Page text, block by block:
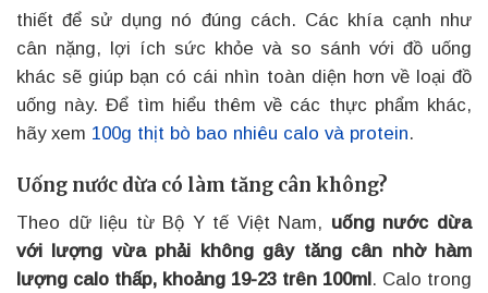
thiết để sử dụng nó đúng cách. Các khía cạnh như
cân nặng, lợi ích sức khỏe và so sánh với đồ uống
khác sẽ giúp bạn có cái nhìn toàn diện hơn về loại đồ
uống này. Để tìm hiểu thêm về các thực phẩm khác,
hãy xem 100g thịt bò bao nhiêu calo và protein.
Uống nước dừa có làm tăng cân không?
Theo dữ liệu từ Bộ Y tế Việt Nam, uống nước dừa
với lượng vừa phải không gây tăng cân nhờ hàm
lượng calo thấp, khoảng 19-23 trên 100ml. Calo trong